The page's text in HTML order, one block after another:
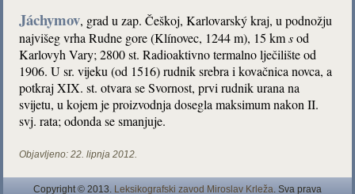
Jáchymov, grad u zap. Češkoj, Karlovarský kraj, u podnožju
najvišeg vrha Rudne gore (Klínovec, 1244 m), 15 kmsod
Karlovyh Vary; 2800 st. Radioaktivno termalno lječilište od
1906. U sr. vijeku (od 1516) rudnik srebra i kovačnica novca, a
potkraj XIX. st. otvara se Svornost, prvi rudnik urana na
svijetu, u kojem je proizvodnja dosegla maksimum nakon II.
svj. rata; odonda se smanjuje.
Objavljeno: 22. lipnja 2012.
Copyright © 2013. Leksikografski zavod Miroslav Krleža. Sva prava